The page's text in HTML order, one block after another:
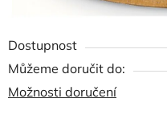
Dostupnost
Můžeme doručit do:
Možnosti doručení